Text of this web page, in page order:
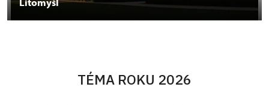
TÉMA ROKU 2026